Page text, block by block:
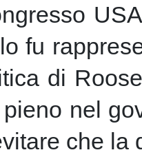
fu
di
nel
che